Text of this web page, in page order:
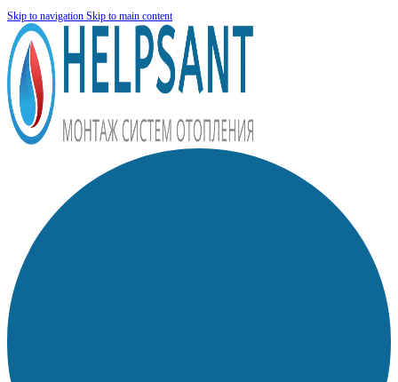
Skip to navigation Skip to main content